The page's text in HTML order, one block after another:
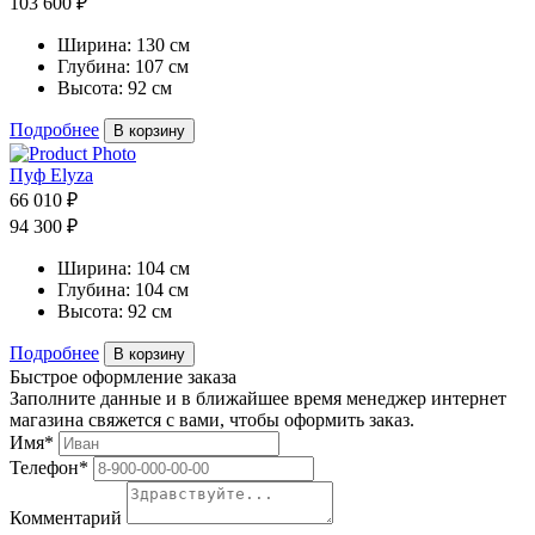
Ширина: 130 см
Глубина: 107 см
Высота: 92 см
Подробнее В корзину
Пуф Elyza
66 010 ₽
94 300 ₽
Ширина: 104 см
Глубина: 104 см
Высота: 92 см
Подробнее В корзину
Быстрое оформление заказа
Заполните данные и в ближайшее время менеджер интернет
магазина свяжется с вами, чтобы оформить заказ.
Имя*
Телефон*
Комментарий